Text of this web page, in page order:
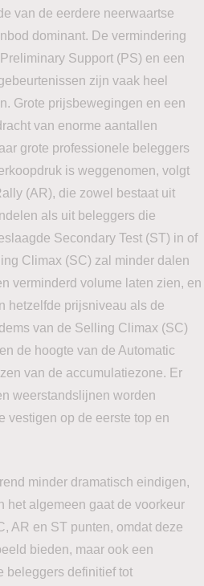
van de eerdere neerwaartse
dominant. De vermindering
Support (PS) en een
zijn vaak heel
Grote prijsbewegingen en een
van enorme aantallen
grote professionele beleggers
is weggenomen, volgt
(AR), die zowel bestaat uit
als uit beleggers die
Secondary Test (ST) in of
Climax (SC) zal minder dalen
verminderd volume laten zien, en
hetzelfde prijsniveau als de
van de Selling Climax (SC)
de hoogte van de Automatic
van de accumulatiezone. Er
weerstandslijnen worden
vestigen op de eerste top en
minder dramatisch eindigen,
het algemeen gaat de voorkeur
AR en ST punten, omdat deze
bieden, maar ook een
beleggers definitief tot